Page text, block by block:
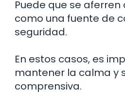
Puede que se
como una fuente de
seguridad.
En estos casos, es
mantener la calma y
comprensiva.